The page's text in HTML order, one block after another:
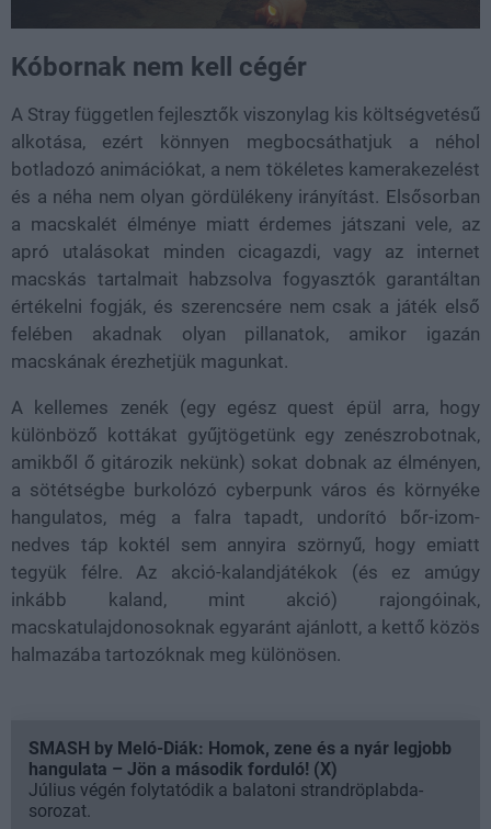
Kóbornak nem kell cégér
A Stray független fejlesztők viszonylag kis költségvetésű
alkotása, ezért könnyen megbocsáthatjuk a néhol
botladozó animációkat, a nem tökéletes kamerakezelést
és a néha nem olyan gördülékeny irányítást. Elsősorban
a macskalét élménye miatt érdemes játszani vele, az
apró utalásokat minden cicagazdi, vagy az internet
macskás tartalmait habzsolva fogyasztók garantáltan
értékelni fogják, és szerencsére nem csak a játék első
felében akadnak olyan pillanatok, amikor igazán
macskának érezhetjük magunkat.
A kellemes zenék (egy egész quest épül arra, hogy
különböző kottákat gyűjtögetünk egy zenészrobotnak,
amikből ő gitározik nekünk) sokat dobnak az élményen,
a sötétségbe burkolózó cyberpunk város és környéke
hangulatos, még a falra tapadt, undorító bőr-izom-
nedves táp koktél sem annyira szörnyű, hogy emiatt
tegyük félre. Az akció-kalandjátékok (és ez amúgy
inkább kaland, mint akció) rajongóinak,
macskatulajdonosoknak egyaránt ajánlott, a kettő közös
halmazába tartozóknak meg különösen.
SMASH by Meló-Diák: Homok, zene és a nyár legjobb
hangulata – Jön a második forduló! (X)
Július végén folytatódik a balatoni strandröplabda-
sorozat.